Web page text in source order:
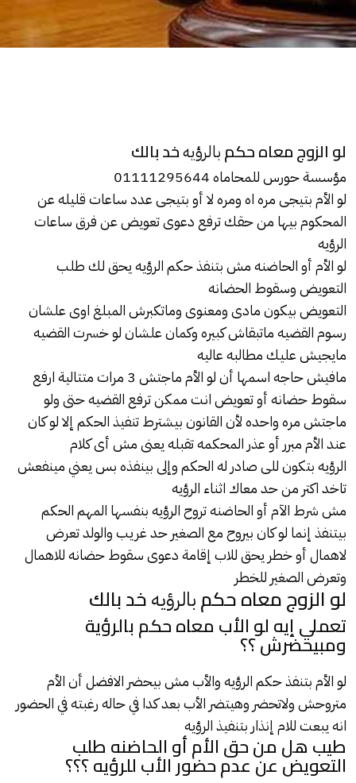
لو الزوج معاه حكم بالرؤيهخد بالك
مؤسسة حورس للمحاماه 01111295644
لو الأم بتيجى مره اه ومره لا أو بتيجى عدد ساعات قليله عن
المحكوم بيها من حقك ترفع دعوىتعويضعن فرق ساعات
الرؤيه
لو الأم أو الحاضنه مش بتنفذ حكم الرؤيه يحق لك طلب
التعويض وسقوط الحضانه
التعويض بيكون مادى ومعنوى وماتكبرش المبلغ اوى علشان
رسوم القضيه ماتبقاش كبيره وكمان علشان لو خسرت القضيه
مايجيش عليك مطالبه عاليه
مافيش حاجه اسمها أن لو الأم ماجتش 3 مرات متتالية ارفع
سقوط حضانه أو تعويض انت ممكن ترفع القضيه حتى ولو
ماجتش مره واحده لأن القانون بيشترط تنفيذ الحكم إلا لو كان
عند الأم مبرر أو عذر المحكمه تقبله يعنى مش أى كلام
الرؤيه بتكون للى صادر له الحكم وإلى بينفذه بس يعني مينفعش
تاخد اكتر من حد معاك اثناء الرؤيه
مش شرط الآم أو الحاضنه تروح الرؤيه بنفسها المهم الحكم
بيتنفذ إنما لو كان بيروح مع الصغير حد غريب والولد تعرض
لاهمال أو خطر يحق للاب إقامة دعوى سقوط حضانه للاهمال
وتعرض الصغير للخطر
لو الزوج معاه حكمبالرؤيهخد بالك
تعملي إيه لو الأب معاه حكم بالرؤية
ومبيحضرش ؟؟
لو الأم بتنفذ حكم الرؤيه والأب مش بيحضر الافضل أن الأم
متروحش ولاتحضر وهيتضر الأب بعد كدا في حاله رغبته في الحضور
انه يبعت للام إنذار بتنفيذ الرؤيه
طيب هل من حق الأم أو الحاضنه طلب
التعويض عن عدم حضور الأب للرؤيه ؟؟؟